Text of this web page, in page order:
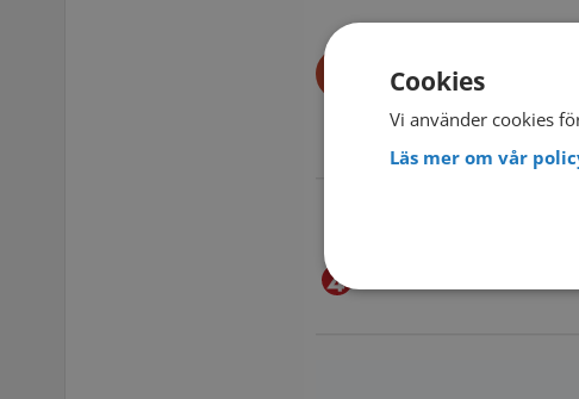
Cookies
Vi använder cookies
Läs mer om vår